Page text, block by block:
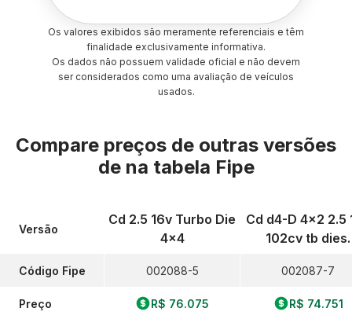
Os valores exibidos são meramente referenciais e têm
finalidade exclusivamente informativa.
Os dados não possuem validade oficial e não devem
ser considerados como uma avaliação de veículos
usados.
Compare preços de outras versões
de na tabela Fipe
Versão
Código Fipe
Preço
Cd 2.5 16v Turbo Die
4x4
002088-5
R$ 76.075
Cd d4-D 4x2 2.5
102cv tb dies.
002087-7
R$ 74.751